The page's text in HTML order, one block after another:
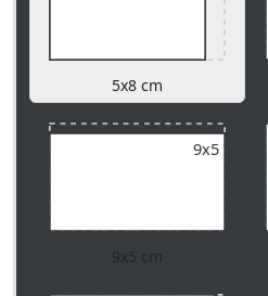
5x8 cm
9x5.5
9x5
9x5 cm